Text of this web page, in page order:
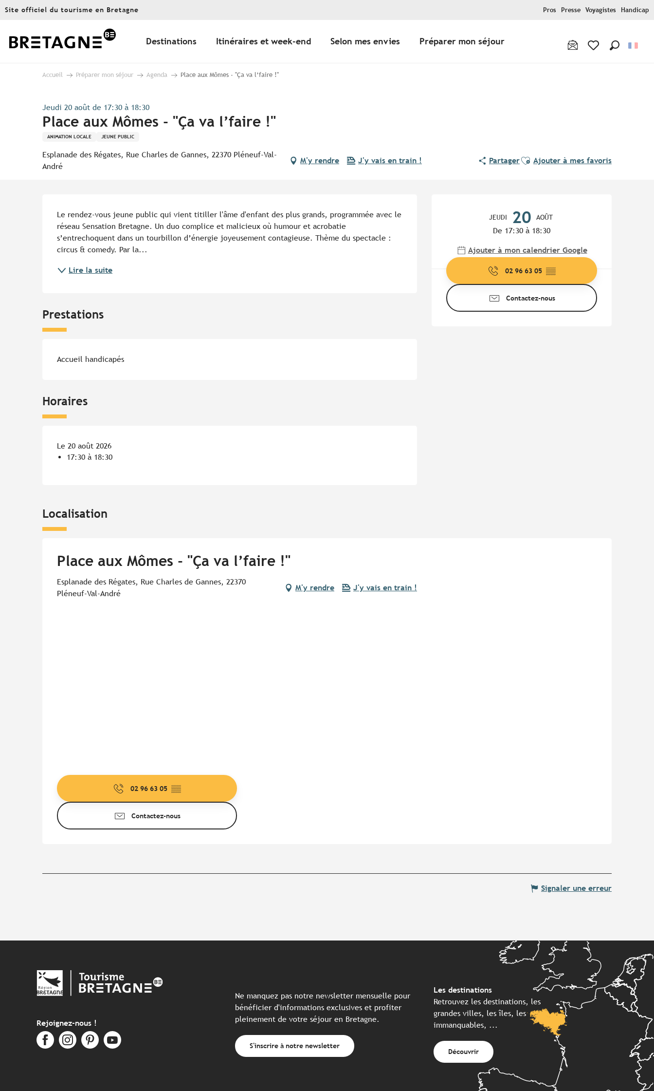
Aller
principal
Site officiel du tourisme en Bretagne Pros Presse Voyagistes Handicap
Destinations Itinéraires et week-end Selon mes envies Préparer mon séjour
Accueil Préparer mon séjour Agenda Place aux Mômes - "Ça va l’faire !"
Jeudi 20 août de 17:30 à 18:30
Place aux Mômes - "Ça va l’faire !"
ANIMATION LOCALE JEUNE PUBLIC
Esplanade des Régates, Rue Charles de Gannes, 22370 Pléneuf-Val-
André
M'y rendre J'y vais en train ! PartagerAjouter aux favoris
Ajouter à mes favoris
JEUDI 20 AOÛT
De 17:30 à 18:30
Ajouter à mon calendrier Google
02 96 63 05 ▒▒
Contactez-nous
Le rendez-vous jeune public qui vient titiller l'âme d'enfant des plus grands, programmée avec le
réseau Sensation Bretagne. Un duo complice et malicieux où humour et acrobatie
s’entrechoquent dans un tourbillon d’énergie joyeusement contagieuse. Thème du spectacle :
circus & comedy. Par la...
Lire la suite
Prestations
Accueil handicapés
Horaires
Le 20 août 2026
17:30 à 18:30
Localisation
Place aux Mômes - "Ça va l’faire !"
Esplanade des Régates, Rue Charles de Gannes, 22370
Pléneuf-Val-André
M'y rendre J'y vais en train !
02 96 63 05 ▒▒
Contactez-nous
Signaler une erreur
Rejoignez-nous !
Ne manquez pas notre newsletter mensuelle pour
bénéficier d'informations exclusives et profiter
pleinement de votre séjour en Bretagne.
S'inscrire à notre newsletter
Les destinations
Retrouvez les destinations, les
grandes villes, les îles, les
immanquables, ...
Découvrir